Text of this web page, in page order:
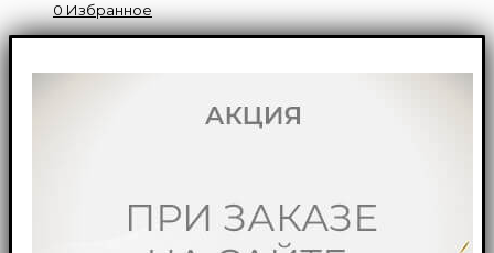
0 Избранное